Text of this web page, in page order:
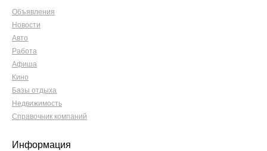
Объявления
Новости
Авто
Работа
Афиша
Кино
Базы отдыха
Недвижимость
Справочник компаний
Информация